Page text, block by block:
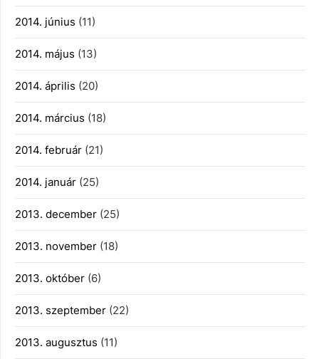
2014. június (11)
2014. május (13)
2014. április (20)
2014. március (18)
2014. február (21)
2014. január (25)
2013. december (25)
2013. november (18)
2013. október (6)
2013. szeptember (22)
2013. augusztus (11)